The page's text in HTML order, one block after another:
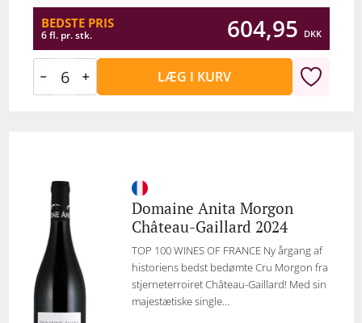
BEDSTE PRIS
6 fl. pr. stk. 604,95 DKK
LÆG I KURV
Domaine Anita Morgon
Château-Gaillard 2024
TOP 100 WINES OF FRANCE Ny årgang af
historiens bedst bedømte Cru Morgon fra
stjerneterroiret Château-Gaillard! Med sin
majestætiske single...